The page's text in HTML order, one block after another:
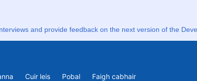
and provide feedback on the next version of the
Cuir leis Pobal Faigh cabhair